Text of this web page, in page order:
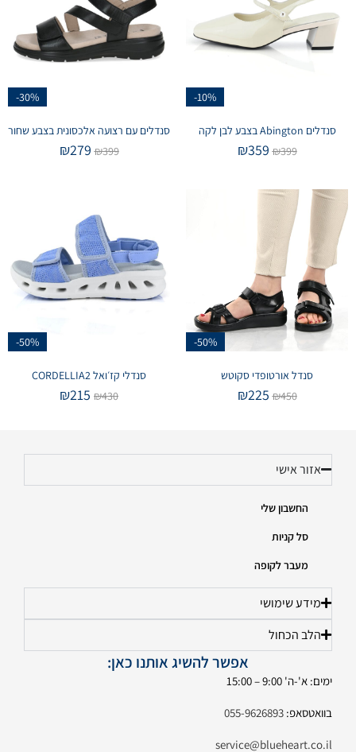
-10%
סנדלים Abington בצבע לבן לקה
₪399
₪359
-30%
סנדלים עם רצועה אלכסונית בצבע שחור
₪399
₪279
-50%
סנדל אורטופדי סקוטש
₪450
₪225
-50%
סנדלי קז׳ואל CORDELLIA2
₪430
₪215
אזור אישי
החשבון שלי
סל קניות
מעבר לקופה
מידע שימושי
הלב הכחול
אפשר להשיג אותנו כאן:
ימים: א'-ה' 9:00 – 15:00
בוואטסאפ: 055-9626893
service@blueheart.co.il